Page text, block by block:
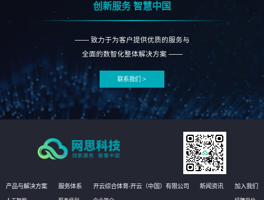
创新服务 智慧中国
—— 致力于为客户提供优质的服务与
全面的数智化整体解决方案 ——
联系我们 >
产品与解决方案 服务体系 开云综合体育-开云（中国）有限公司 新闻资讯 加入我们